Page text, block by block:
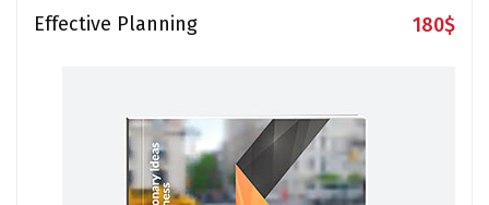
Effective Planning 180$